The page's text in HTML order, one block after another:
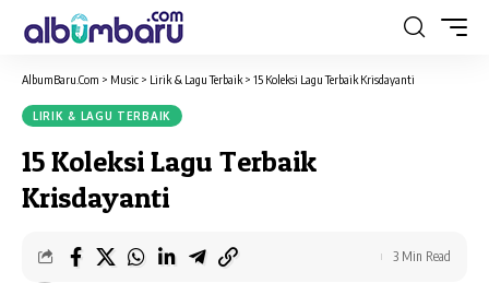
AlbumBaru.Com > Music > Lirik & Lagu Terbaik > 15 Koleksi Lagu Terbaik Krisdayanti
LIRIK & LAGU TERBAIK
15 Koleksi Lagu Terbaik
Krisdayanti
3 Min Read